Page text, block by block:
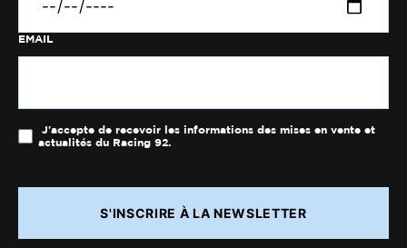
EMAIL
J'accepte de recevoir les informations des mises en vente et
actualités du Racing 92.
S'INSCRIRE À LA NEWSLETTER